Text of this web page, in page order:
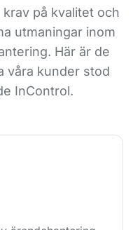
på kvalitet och
utmaningar inom
Här är de
våra kunder stod
InControl.